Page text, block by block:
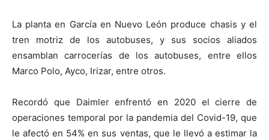
La planta en García en Nuevo León produce chasis y el
tren motriz de los autobuses, y sus socios aliados
ensamblan carrocerías de los autobuses, entre ellos
Marco Polo, Ayco, Irizar, entre otros.
Recordó que Daimler enfrentó en 2020 el cierre de
operaciones temporal por la pandemia del Covid-19, que
le afectó en 54% en sus ventas, que le llevó a estimar la